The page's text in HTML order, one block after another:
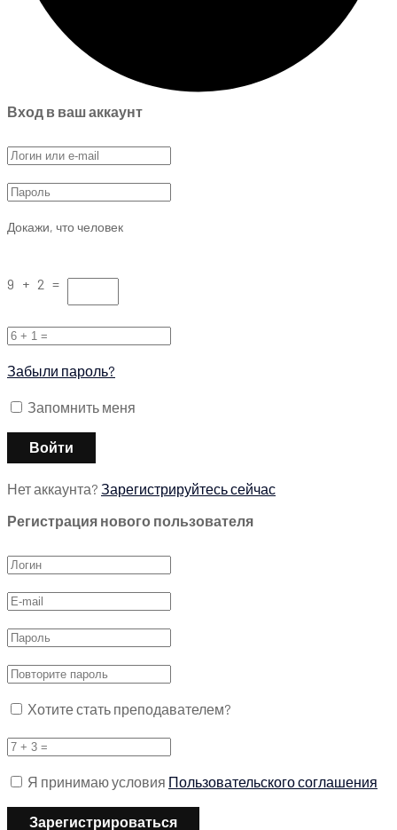
Вход в ваш аккаунт
Докажи, что человек
9 + 2 =
Забыли пароль?
Запомнить меня
Нет аккаунта? Зарегистрируйтесь сейчас
Регистрация нового пользователя
Хотите стать преподавателем?
Я принимаю условия Пользовательского соглашения